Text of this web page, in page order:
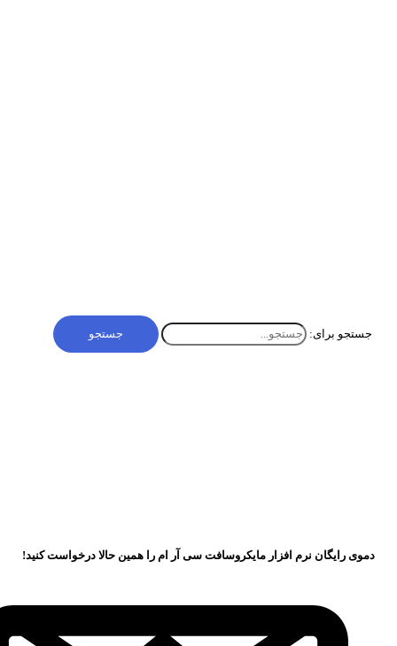
جستجو برای:
دموی رایگان نرم افزار مایکروسافت سی آر ام را همین حالا درخواست کنید!